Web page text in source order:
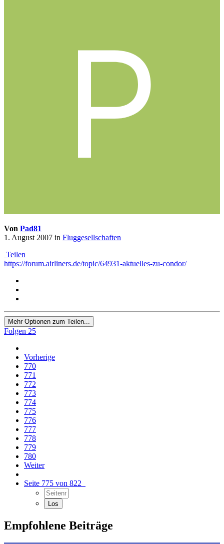
Von Pad81
1. August 2007 in Fluggesellschaften
Teilen
https://forum.airliners.de/topic/64931-aktuelles-zu-condor/
Mehr Optionen zum Teilen...
Folgen 25
Vorherige
770
771
772
773
774
775
776
777
778
779
780
Weiter
Seite 775 von 822
Empfohlene Beiträge